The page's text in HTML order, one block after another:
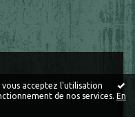
acceptez l'utilisation
de nos services. En